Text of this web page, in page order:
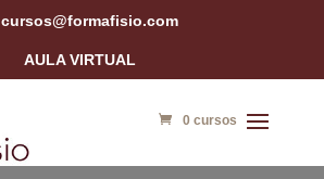
cursos@formafisio.com
AULA VIRTUAL
0 cursos